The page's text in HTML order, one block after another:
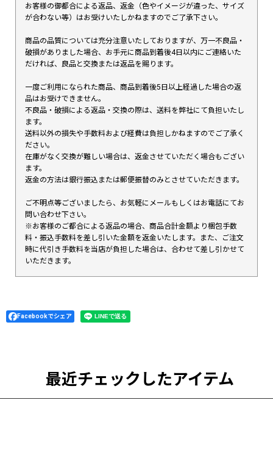
お客様の御都合による返品、返金（色やイメージが違った、サイズ
が合わない等）はお受けいたしかねますのでご了承下さい。
商品の品質については充分注意いたしておりますが、万一不良品・
破損がありました場合、お手元に商品到着後4日以内にご連絡いた
だければ、良品と交換または返品を賜ります。
一度ご利用になられた商品、商品到着後5日以上経過した場合の返
品はお受けできません。
不良品・破損による返品・交換の際は、送料を弊社にて負担いたし
ます。
送料以外の損失や手数料および経費は負担しかねますのでご了承く
ださい。
在庫がなく交換が難しい場合は、返金させていただく場合もござい
ます。
返金の方法は銀行振込または郵便振替のみとさせていただきます。
ご不明点等ございましたら、お気軽にメールもしくはお電話にてお
問い合わせ下さい。
※お客様のご都合による返品の場合、商品合計金額より梱包手数
料・振込手数料を差し引いた金額を返金いたします。また、ご注文
時に代引き手数料を当店が負担した場合は、合わせて差し引かせて
いただきます。
Facebookでシェア
最近チェックしたアイテム